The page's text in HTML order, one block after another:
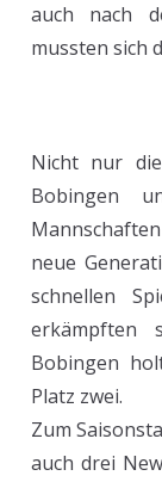
auch nach
mussten sich
Nicht nur
Bobingen
neue
schnellen
erkämpften
Bobingen
Platz zwei.
Zum
auch drei